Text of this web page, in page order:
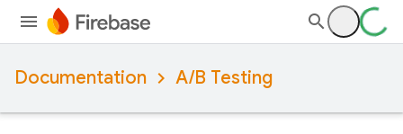
Documentation A/B Testing